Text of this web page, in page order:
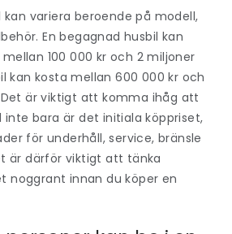
kan variera beroende på modell,
En begagnad husbil kan
100 000 kr och 2 miljoner
kan kosta mellan 600 000 kr och
är viktigt att komma ihåg att
inte bara är det initiala köppriset,
för underhåll, service, bränsle
är därför viktigt att tänka
noggrant innan du köper en